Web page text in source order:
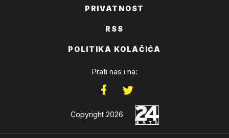
PRIVATNOST
RSS
POLITIKA KOLAČIĆA
Prati nas i na:
Copyright 2026.